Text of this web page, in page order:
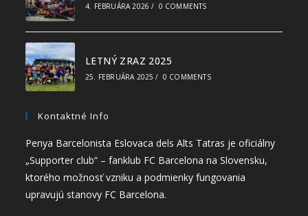
4. FEBRUÁRA 2026 / 0 COMMENTS
LETNÝ ZRAZ 2025
25. FEBRUÁRA 2025 / 0 COMMENTS
Kontaktné Info
Penya Barcelonista Eslovaca dels Alts Tatras je oficiálny
„Supporter club“ – fanklub FC Barcelona na Slovensku,
ktorého možnosť vzniku a podmienky fungovania
upravujú stanovy FC Barcelona.